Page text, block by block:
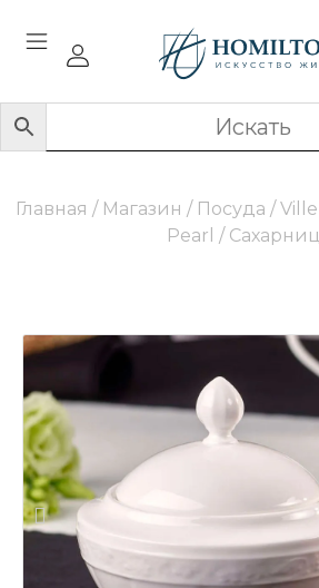
Главная / Магазин / Посуда /
Pearl /